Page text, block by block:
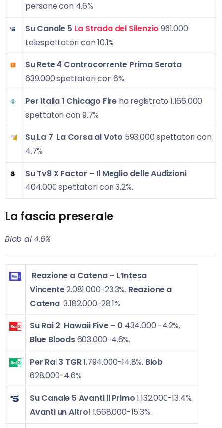
persone con 4.6%
Su Canale 5 La Strada del Silenzio961.000
telespettatori con 10.1%
Su Rete 4 Controcorrente Prima Serata
639.000 spettatori con 6%.
Per Italia 1 Chicago Fire ha registrato 1.166.000
spettatori con 9.7%
Su La 7 La Corsa al Voto 593.000 spettatori con
4.7%
Su Tv8 X Factor – Il Meglio delle Audizioni
404.000 spettatori con 3.2%.
La fascia preserale
Blob al 4.6%
Reazione a Catena – L’Intesa
Vincente2.081.000-23.3%. Reazione a
Catena3.182.000-28.1%
Su Rai 2 Hawaii Five – 0 434.000 -4.2%.
Blue Bloods603.000-4.6%.
Per Rai 3 TGR1.794.000-14.8%. Blob
628.000-4.6%
Su Canale 5 Avanti il Primo1.132.000-13.4%.
Avanti un Altro! 1.668.000-15.3%.